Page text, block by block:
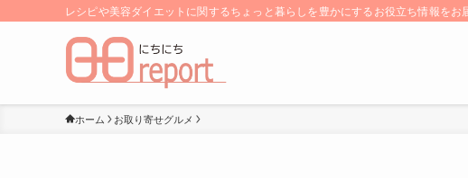
レシピや美容ダイエットに関するちょっと暮らしを豊かにするお役立ち情報をお
ホーム お取り寄せグルメ